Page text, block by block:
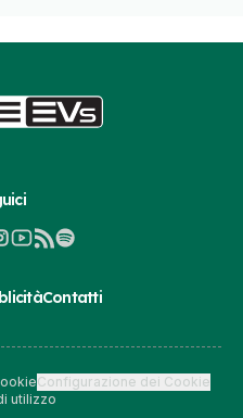
Contatti
Configurazione dei Cookie
utilizzo